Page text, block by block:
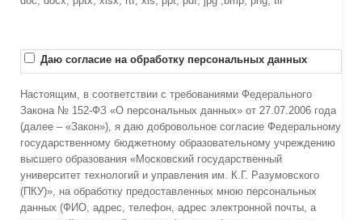
Даю согласие на обработку персональных данных
Настоящим, в соответствии с требованиями Федерального
Закона № 152-ФЗ «О персональных данных» от 27.07.2006 года
(далее – «Закон»), я даю добровольное согласие Федеральному
государственному бюджетному образовательному учреждению
высшего образования «Московский государственный
университет технологий и управления им. К.Г. Разумовского
(ПКУ)», на обработку предоставленных мною персональных
данных (ФИО, адрес, телефон, адрес электронной почты, а